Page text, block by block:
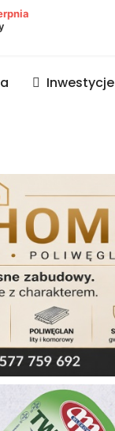
Inwestycje